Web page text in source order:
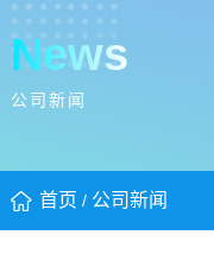
News
公司新闻
首页 / 公司新闻